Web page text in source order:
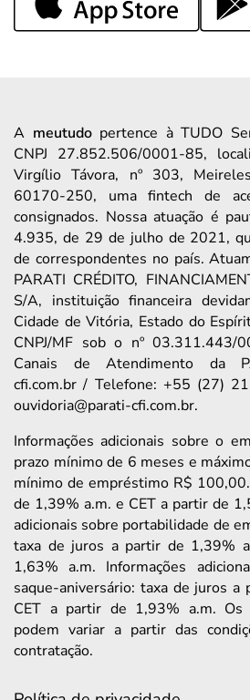
A meutudopertence à TUDO
CNPJ 27.852.506/0001-85,
Virgílio Távora, nº 303,
60170-250, uma fintech de
consignados. Nossa atuação é
4.935, de 29 de julho de 2021,
de correspondentes no país.
PARATI CRÉDITO,
S/A, instituição financeira
Cidade de Vitória, Estado do
CNPJ/MF sob o nº 03.311.443/
Canais de Atendimento da
cfi.com.br / Telefone: +55 (27)
ouvidoria@parati-cfi.com.br.
Informações adicionais sobre o
prazo mínimo de 6 meses e
mínimo de empréstimo R$
de 1,39% a.m. e CET a partir de
adicionais sobre portabilidade de
taxa de juros a partir de 1,39%
1,63% a.m. Informações
saque-aniversário: taxa de juros
CET a partir de 1,93% a.m. Os
podem variar a partir das
contratação.